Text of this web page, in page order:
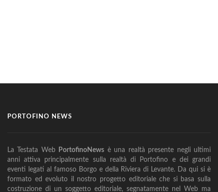
PORTOFINO NEWS
La Testata Web PortofinoNews è una realtà presente negli ultimi
anni attiva principalmente sulla realtà di Portofino e dei grandi
eventi legati al famoso Borgo e della Riviera di Levante. Da qui si è
formato ed evoluto il nostro progetto editoriale che si basa sulla
costruzione di un soggetto editoriale, segnatamente nel Web ma